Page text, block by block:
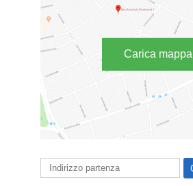
Carica mappa